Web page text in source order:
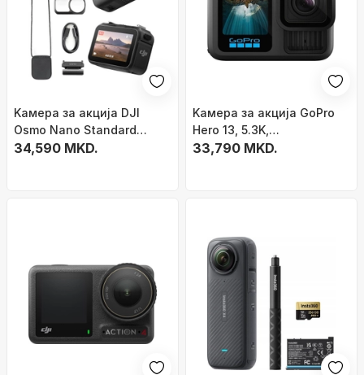
Kамера за акција DJI
Osmo Nano Standard
Combo, 4K, 128GB, црна
34,590 MKD.
Kамера за акција GoPro
Hero 13, 5.3K,
водоотпорна, црна
33,790 MKD.